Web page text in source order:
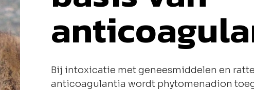
Bij intoxicatie met geneesmiddelen en
anticoagulantia wordt phytomenadion